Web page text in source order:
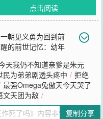
点击阅读
朝见义勇为回到前
的前世记忆：幼年
傅颤悠悠跪着授课，他因怜
责；少年时，和一位亲切和
便因对太子不敬被赶出京城
妃的住所
错的话请不要忘记向您QQ群
天我仍不知道亲爹是朱元
民为弟弟剧透头疼中 / 拒绝
最强Omega兔傲天今天哭了
文天团为敌 /
复制分享